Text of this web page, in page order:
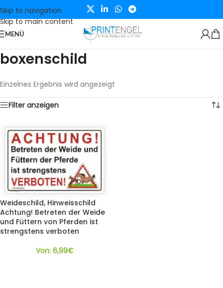
Skip to navigation
Skip to main content
MENÜ
boxenschild
Einzelnes Ergebnis wird angezeigt
Filter anzeigen
Weideschild, Hinweisschild
Achtung! Betreten der Weide
und Füttern von Pferden ist
strengstens verboten
Von: 6,99€